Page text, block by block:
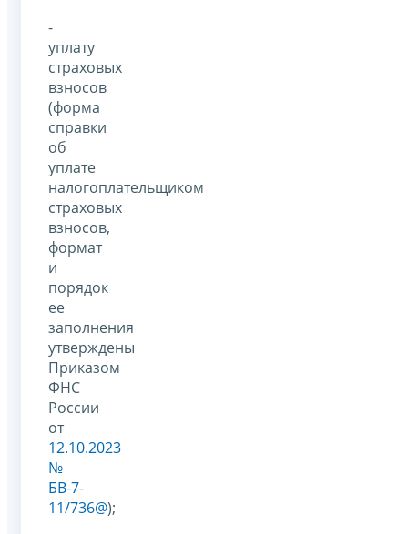
-
уплату
страховых
взносов
(форма
справки
об
уплате
налогоплательщиком
страховых
взносов,
формат
и
порядок
ее
заполнения
утверждены
Приказом
ФНС
России
от
12.10.2023
№
БВ-7-
11/736@);